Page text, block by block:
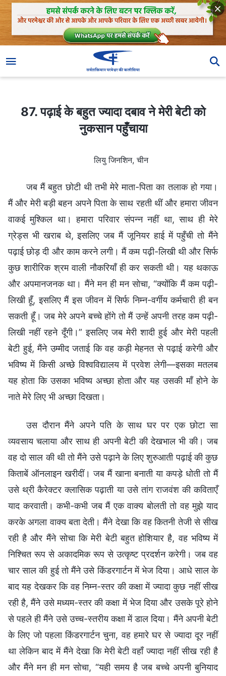
87. पढ़ाई के बहुत ज्यादा दबाव ने मेरी बेटी को नुकसान पहुँचाया
87. पढ़ाई के बहुत ज्यादा दबाव ने मेरी बेटी को
नुकसान पहुँचाया
लियु जिनशिन, चीन
जब मैं बहुत छोटी थी तभी मेरे माता-पिता का तलाक हो गया।
मैं और मेरी बड़ी बहन अपने पिता के साथ रहती थीं और हमारा जीवन
वाकई मुश्किल था। हमारा परिवार संपन्न नहीं था, साथ ही मेरे
ग्रेड्स भी खराब थे, इसलिए जब मैं जूनियर हाई में पहुँची तो मैंने
पढ़ाई छोड़ दी और काम करने लगी। मैं कम पढ़ी-लिखी थी और सिर्फ
कुछ शारीरिक श्रम वाली नौकरियाँ ही कर सकती थी। यह थकाऊ
और अपमानजनक था। मैंने मन ही मन सोचा, “क्योंकि मैं कम पढ़ी-
लिखी हूँ, इसलिए मैं इस जीवन में सिर्फ निम्न-वर्गीय कर्मचारी ही बन
सकती हूँ। जब मेरे अपने बच्चे होंगे तो मैं उन्हें अपनी तरह कम पढ़ी-
लिखी नहीं रहने दूँगी।” इसलिए जब मेरी शादी हुई और मेरी पहली
बेटी हुई, मैंने उम्मीद जताई कि वह कड़ी मेहनत से पढ़ाई करेगी और
भविष्य में किसी अच्छे विश्वविद्यालय में प्रवेश लेगी—इसका मतलब
यह होता कि उसका भविष्य अच्छा होता और यह उसकी माँ होने के
नाते मेरे लिए भी अच्छा दिखता।
उस दौरान मैंने अपने पति के साथ घर पर एक छोटा सा
व्यवसाय चलाया और साथ ही अपनी बेटी की देखभाल भी की। जब
वह दो साल की थी तो मैंने उसे पढ़ाने के लिए शुरुआती पढ़ाई की कुछ
किताबें ऑनलाइन खरीदीं। जब मैं खाना बनाती या कपड़े धोती तो मैं
उसे थ्री कैरेक्टर क्लासिक पढ़ाती या उसे तांग राजवंश की कविताएँ
याद करवाती। कभी-कभी जब मैं एक वाक्य बोलती तो वह मुझे याद
करके अगला वाक्य बता देती। मैंने देखा कि वह कितनी तेजी से सीख
रही है और मैंने सोचा कि मेरी बेटी बहुत होशियार है, वह भविष्य में
निश्चित रूप से अकादमिक रूप से उत्कृष्ट प्रदर्शन करेगी। जब वह
चार साल की हुई तो मैंने उसे किंडरगार्टन में भेज दिया। आधे साल के
बाद यह देखकर कि वह निम्न-स्तर की कक्षा में ज्यादा कुछ नहीं सीख
रही है, मैंने उसे मध्यम-स्तर की कक्षा में भेज दिया और उसके पूरे होने
से पहले ही मैंने उसे उच्च-स्तरीय कक्षा में डाल दिया। मैंने अपनी बेटी
के लिए जो पहला किंडरगार्टन चुना, वह हमारे घर से ज्यादा दूर नहीं
था लेकिन बाद में मैंने देखा कि मेरी बेटी वहाँ ज्यादा नहीं सीख रही है
और मैंने मन ही मन सोचा, “यही समय है जब बच्चे अपनी बुनियाद